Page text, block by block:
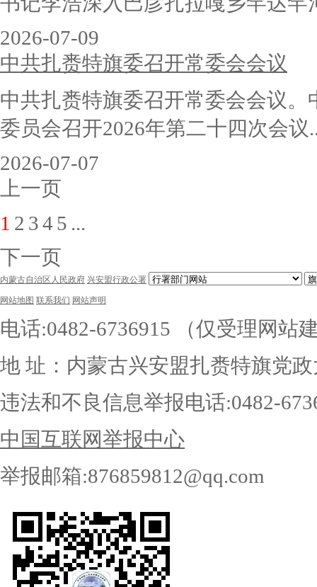
2026-07-09
中共扎赉特旗委召开常委会会议
中共扎赉特旗委召开常委会会议
委员会召开2026年第二十四次会议
2026-07-07
上一页
1 2 34 5 ...
下一页
内蒙古自治区人民政府 兴安盟行政公署
网站地图 联系我们 网站声明
电话:0482-6736915 （仅受理网站
地 址：内蒙古兴安盟扎赉特旗党
违法和不良信息举报电话:0482-
中国互联网举报中心
举报邮箱:876859812@qq.com